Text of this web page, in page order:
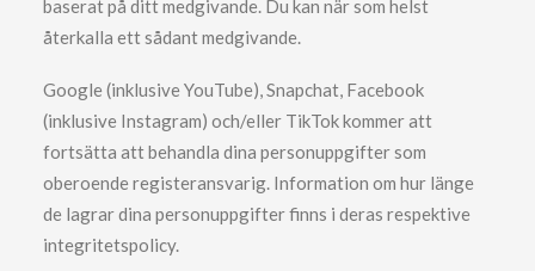
baserat på ditt medgivande. Du kan när som helst
återkalla ett sådant medgivande.
Google (inklusive YouTube), Snapchat, Facebook
(inklusive Instagram) och/eller TikTok kommer att
fortsätta att behandla dina personuppgifter som
oberoende registeransvarig. Information om hur länge
de lagrar dina personuppgifter finns i deras respektive
integritetspolicy.